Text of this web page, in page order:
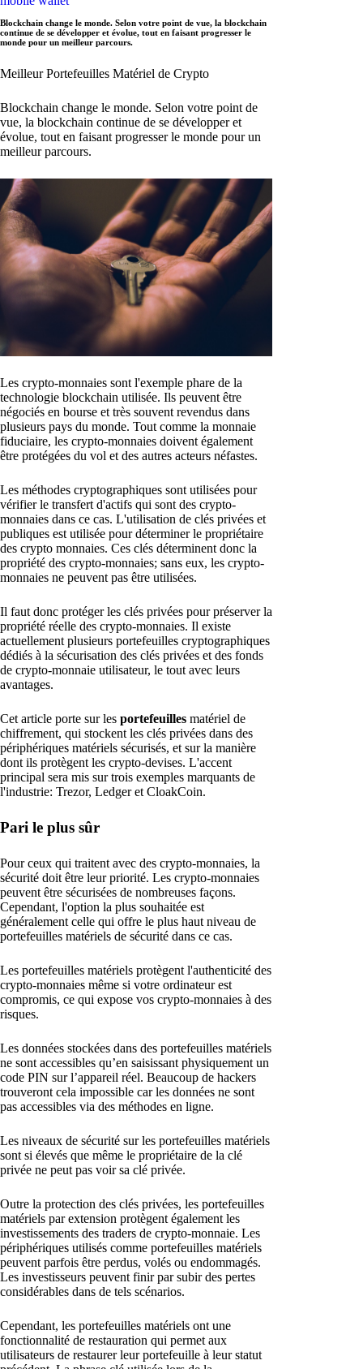
Blockchain change le monde. Selon votre point de vue, la blockchain
continue de se développer et évolue, tout en faisant progresser le
monde pour un meilleur parcours.
Meilleur Portefeuilles Matériel de Crypto
Blockchain change le monde. Selon votre point de
vue, la blockchain continue de se développer et
évolue, tout en faisant progresser le monde pour un
meilleur parcours.
Les crypto-monnaies sont l'exemple phare de la
technologie blockchain utilisée. Ils peuvent être
négociés en bourse et très souvent revendus dans
plusieurs pays du monde. Tout comme la monnaie
fiduciaire, les crypto-monnaies doivent également
être protégées du vol et des autres acteurs néfastes.
Les méthodes cryptographiques sont utilisées pour
vérifier le transfert d'actifs qui sont des crypto-
monnaies dans ce cas. L'utilisation de clés privées et
publiques est utilisée pour déterminer le propriétaire
des crypto monnaies. Ces clés déterminent donc la
propriété des crypto-monnaies; sans eux, les crypto-
monnaies ne peuvent pas être utilisées.
Il faut donc protéger les clés privées pour préserver la
propriété réelle des crypto-monnaies. Il existe
actuellement plusieurs portefeuilles cryptographiques
dédiés à la sécurisation des clés privées et des fonds
de crypto-monnaie utilisateur, le tout avec leurs
avantages.
Cet article porte sur les portefeuilles matériel de
chiffrement, qui stockent les clés privées dans des
périphériques matériels sécurisés, et sur la manière
dont ils protègent les crypto-devises. L'accent
principal sera mis sur trois exemples marquants de
l'industrie: Trezor, Ledger et CloakCoin.
Pari le plus sûr
Pour ceux qui traitent avec des crypto-monnaies, la
sécurité doit être leur priorité. Les crypto-monnaies
peuvent être sécurisées de nombreuses façons.
Cependant, l'option la plus souhaitée est
généralement celle qui offre le plus haut niveau de
portefeuilles matériels de sécurité dans ce cas.
Les portefeuilles matériels protègent l'authenticité des
crypto-monnaies même si votre ordinateur est
compromis, ce qui expose vos crypto-monnaies à des
risques.
Les données stockées dans des portefeuilles matériels
ne sont accessibles qu’en saisissant physiquement un
code PIN sur l’appareil réel. Beaucoup de hackers
trouveront cela impossible car les données ne sont
pas accessibles via des méthodes en ligne.
Les niveaux de sécurité sur les portefeuilles matériels
sont si élevés que même le propriétaire de la clé
privée ne peut pas voir sa clé privée.
Outre la protection des clés privées, les portefeuilles
matériels par extension protègent également les
investissements des traders de crypto-monnaie. Les
périphériques utilisés comme portefeuilles matériels
peuvent parfois être perdus, volés ou endommagés.
Les investisseurs peuvent finir par subir des pertes
considérables dans de tels scénarios.
Cependant, les portefeuilles matériels ont une
fonctionnalité de restauration qui permet aux
utilisateurs de restaurer leur portefeuille à leur statut